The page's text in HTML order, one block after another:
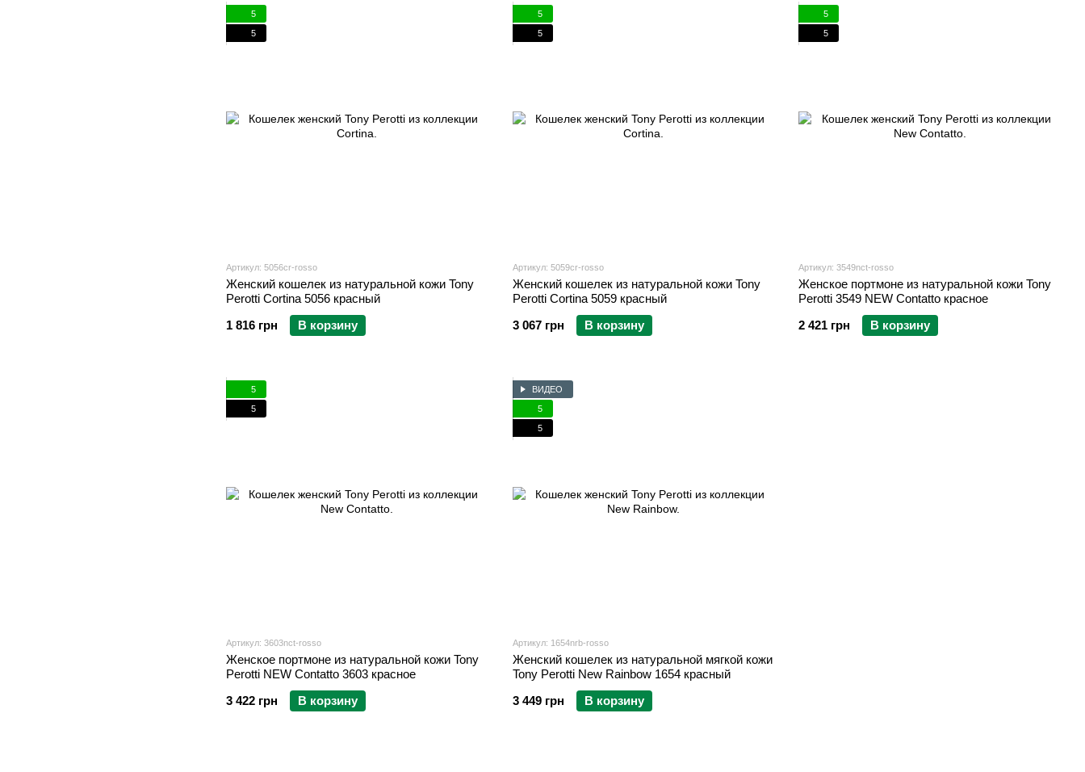
5
5
Артикул: 5056cr-rosso
Женский кошелек из натуральной кожи Tony
Perotti Cortina 5056 красный
1 816 грн
В корзину
5
5
Артикул: 5059cr-rosso
Женский кошелек из натуральной кожи Tony
Perotti Cortina 5059 красный
3 067 грн
В корзину
5
5
Артикул: 3549nct-rosso
Женское портмоне из натуральной кожи Tony
Perotti 3549 NEW Contatto красное
2 421 грн
В корзину
5
5
Артикул: 3603nct-rosso
Женское портмоне из натуральной кожи Tony
Perotti NEW Contatto 3603 красное
3 422 грн
В корзину
ВИДЕО
5
5
Артикул: 1654nrb-rosso
Женский кошелек из натуральной мягкой кожи
Tony Perotti New Rainbow 1654 красный
3 449 грн
В корзину